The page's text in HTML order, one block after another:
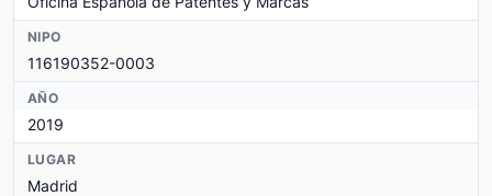
NIPO
116190352-0003
AÑO
2019
LUGAR
Madrid